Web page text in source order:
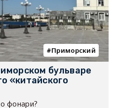
Приморский
бульваре
«китайского
фонари?